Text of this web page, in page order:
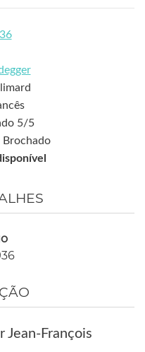
5/5
Brochado
Jean-François